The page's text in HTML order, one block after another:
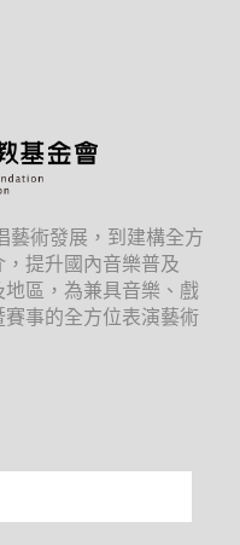
藝術發展，到建構全方
提升國內音樂普及
區，為兼具音樂、戲
事的全方位表演藝術